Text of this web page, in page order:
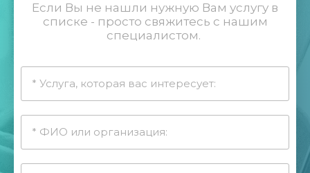
Если Вы не нашли нужную Вам услугу в
списке - просто свяжитесь с нашим
специалистом.